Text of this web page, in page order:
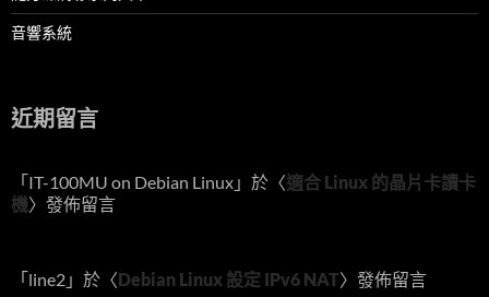
音響系統
近期留言
「IT-100MU on Debian Linux 」於〈適合 Linux 的晶片卡讀卡
機〉發佈留言
「line2 」於〈Debian Linux 設定 IPv6 NAT〉發佈留言